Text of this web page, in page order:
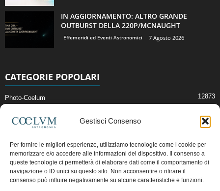
Gestisci Consenso
Per fornire le migliori esperienze, utilizziamo tecnologie come i cookie per
memorizzare e/o accedere alle informazioni del dispositivo. Il consenso a
queste tecnologie ci permetterà di elaborare dati come il comportamento di
navigazione o ID unici su questo sito. Non acconsentire o ritirare il
consenso può influire negativamente su alcune caratteristiche e funzioni.
IN AGGIORNAMENTO: ALTRO GRANDE
OUTBURST DELLA 220P/MCNAUGHT
Effemeridi ed Eventi Astronomici 7 Agosto 2026
CATEGORIE POPOLARI
Photo-Coelum 12873
News di Astronomia 2412
Cielo del Mese
Astronomia, Astrofisica e Cosmologia
Articoli e Risorse On-Line